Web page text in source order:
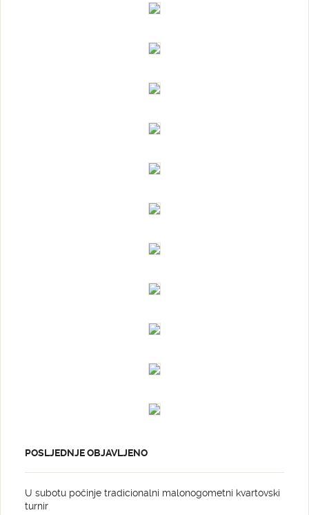
POSLJEDNJE OBJAVLJENO
U subotu počinje tradicionalni malonogometni kvartovski
turnir